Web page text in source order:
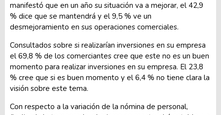
manifestó que en un año su situación va a mejorar, el 42,9
% dice que se mantendrá y el 9,5 % ve un
desmejoramiento en sus operaciones comerciales.
Consultados sobre si realizarían inversiones en su empresa
el 69,8 % de los comerciantes cree que este no es un buen
momento para realizar inversiones en su empresa. El 23,8
% cree que si es buen momento y el 6,4 % no tiene clara la
visión sobre este tema.
Con respecto a la variación de la nómina de personal,